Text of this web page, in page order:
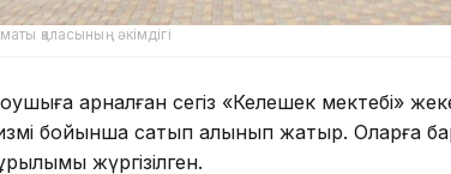
қаласының әкімдігі
арналған сегіз «Келешек мектебі»
бойынша сатып алынып жатыр. Оларға
жүргізілген.